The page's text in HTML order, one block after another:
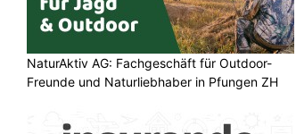
NaturAktiv AG: Fachgeschäft für Outdoor-
Freunde und Naturliebhaber in Pfungen ZH